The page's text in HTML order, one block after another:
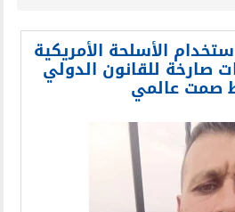
الأسلحة الأمريكية
صارخة للقانون الدولي
صمت عالمي